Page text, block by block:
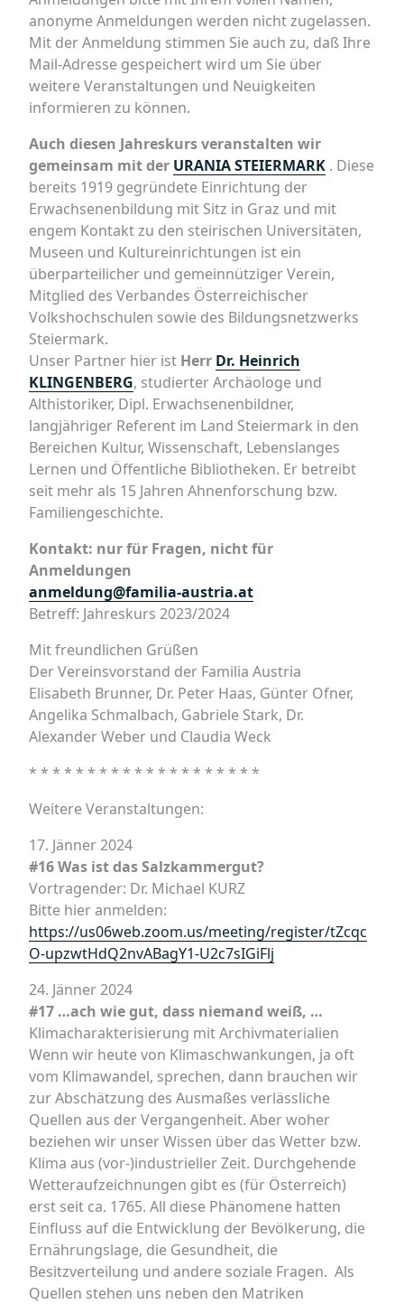
anonyme Anmeldungen werden nicht zugelassen.
Mit der Anmeldung stimmen Sie auch zu, daß Ihre
Mail-Adresse gespeichert wird um Sie über
weitere Veranstaltungen und Neuigkeiten
informieren zu können.
Auch diesen Jahreskurs veranstalten wir
gemeinsam mit der URANIA STEIERMARK . Diese
bereits 1919 gegründete Einrichtung der
Erwachsenenbildung mit Sitz in Graz und mit
engem Kontakt zu den steirischen Universitäten,
Museen und Kultureinrichtungen ist ein
überparteilicher und gemeinnütziger Verein,
Mitglied des Verbandes Österreichischer
Volkshochschulen sowie des Bildungsnetzwerks
Steiermark.
Unser Partner hier ist Herr Dr. Heinrich
KLINGENBERG, studierter Archäologe und
Althistoriker, Dipl. Erwachsenenbildner,
langjähriger Referent im Land Steiermark in den
Bereichen Kultur, Wissenschaft, Lebenslanges
Lernen und Öffentliche Bibliotheken. Er betreibt
seit mehr als 15 Jahren Ahnenforschung bzw.
Familiengeschichte.
Kontakt: nur für Fragen, nicht für
Anmeldungen
anmeldung@familia-austria.at
Betreff: Jahreskurs 2023/2024
Mit freundlichen Grüßen
Der Vereinsvorstand der Familia Austria
Elisabeth Brunner, Dr. Peter Haas, Günter Ofner,
Angelika Schmalbach, Gabriele Stark, Dr.
Alexander Weber und Claudia Weck
* * * * * * * * * * * * * * * * * * * *
Weitere Veranstaltungen:
17. Jänner 2024
#16 Was ist das Salzkammergut?
Vortragender: Dr. Michael KURZ
Bitte hier anmelden:
https://us06web.zoom.us/meeting/register/tZcqc
O-upzwtHdQ2nvABagY1-U2c7sIGiFlj
24. Jänner 2024
#17 …ach wie gut, dass niemand weiß, …
Klimacharakterisierung mit Archivmaterialien
Wenn wir heute von Klimaschwankungen, ja oft
vom Klimawandel, sprechen, dann brauchen wir
zur Abschätzung des Ausmaßes verlässliche
Quellen aus der Vergangenheit. Aber woher
beziehen wir unser Wissen über das Wetter bzw.
Klima aus (vor-)industrieller Zeit. Durchgehende
Wetteraufzeichnungen gibt es (für Österreich)
erst seit ca. 1765. All diese Phänomene hatten
Einfluss auf die Entwicklung der Bevölkerung, die
Ernährungslage, die Gesundheit, die
Besitzverteilung und andere soziale Fragen. Als
Quellen stehen uns neben den Matriken